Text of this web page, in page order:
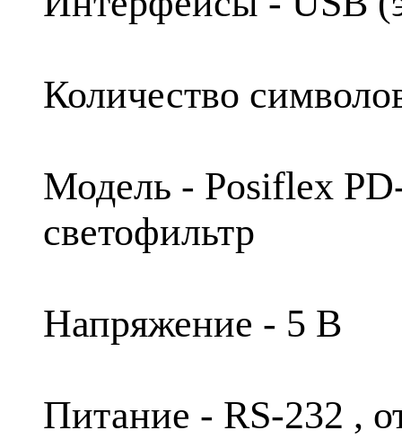
Количество
Модель - Posiflex
светофильтр
Напряжение - 5 В
Питание - RS-232 ,